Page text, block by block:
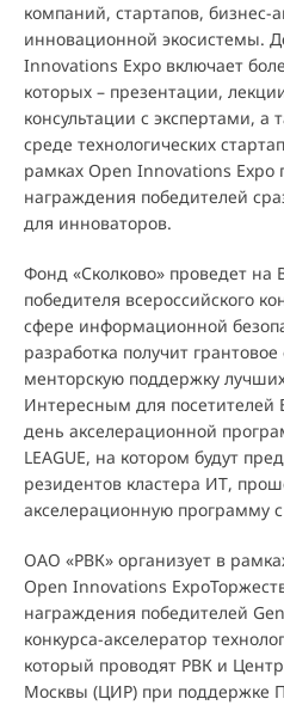
компаний, стартапов, бизнес-
инновационной экосистемы.
Innovations Expo включает
которых – презентации,
консультации с экспертами,
среде технологических
рамках Open Innovations
награждения победителей
для инноваторов.
Фонд «Сколково» проведет на
победителя всероссийского
сфере информационной
разработка получит
менторскую поддержку
Интересным для посетителей
день акселерационной
LEAGUE, на котором будут
резидентов кластера ИТ,
акселерационную программу
ОАО «РВК» организует в
Open Innovations
награждения победителей
конкурса-акселератор
который проводят РВК и
Москвы (ЦИР) при поддержке